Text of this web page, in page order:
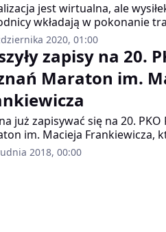
jest wirtualna, ale
wkładają w pokonanie
realny. To daje choć
normalnie towarzyszą
– mówi Piotr Jakóbik ze
wirtualne biegi nie staną się
zawody, niektóre
nawet kilka tysięcy
miastach pokonują
nie uratuje sytuacji w branży.
biegi, wielu
będzie zagrożonych
2020, 01:00
zapisy na 20.
Maraton im.
już zapisywać się na 20. PKO
im. Macieja Frankiewicza,
października 2019 roku. Aby
należy wypełnić formularz
2018, 00:00